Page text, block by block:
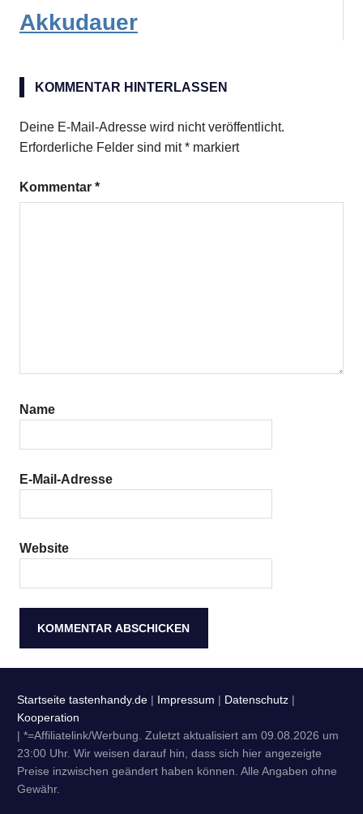
Akkudauer
KOMMENTAR HINTERLASSEN
Deine E-Mail-Adresse wird nicht veröffentlicht.
Erforderliche Felder sind mit* markiert
Kommentar *
Name
E-Mail-Adresse
Website
Startseite tastenhandy.de | Impressum | Datenschutz |
Kooperation
| *=Affiliatelink/Werbung. Zuletzt aktualisiert am 09.08.2026 um
23:00 Uhr. Wir weisen darauf hin, dass sich hier angezeigte
Preise inzwischen geändert haben können. Alle Angaben ohne
Gewähr.